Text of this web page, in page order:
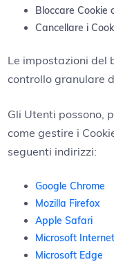
Bloccare Cookie
Cancellare i
Le impostazioni del
controllo granulare
Gli Utenti possono,
come gestire i
seguenti indirizzi:
Google Chrome
Mozilla Firefox
Apple Safari
Microsoft
Microsoft Edge